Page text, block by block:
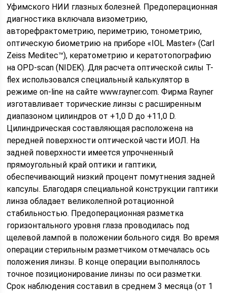
Уфимского НИИ глазных болезней. Предоперационная
диагностика включала визометрию,
авторефрактометрию, периметрию, тонометрию,
оптическую биометрию на приборе «IOL Master» (Carl
Zeiss Meditec™), кератометрию и кератотопографию
на OPD-scan (NIDEK). Для расчета оптической силы T-
flex использовался специальный калькулятор в
режиме on-line на сайте www.rayner.com. Фирма Rayner
изготавливает торические линзы с расширенным
диапазоном цилиндров от +1,0 D до +11,0 D.
Цилиндрическая составляющая расположена на
передней поверхности оптической части ИОЛ. На
задней поверхности имеется упрочненный
прямоугольный край оптики и гаптики,
обеспечивающий низкий процент помутнения задней
капсулы. Благодаря специальной конструкции гаптики
линза обладает великолепной ротационной
стабильностью. Предоперационная разметка
горизонтального уровня глаза проводилась под
щелевой лампой в положении больного сидя. Во время
операции стерильным разметчиком отмечалась ось
положения линзы. В конце операции выполнялось
точное позиционирование линзы по оси разметки.
Срок наблюдения составил в среднем 3 месяца (от 1